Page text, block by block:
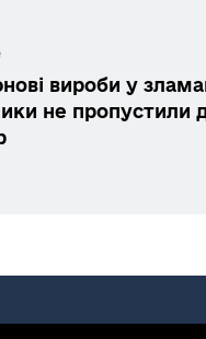
вироби у
не пропустили